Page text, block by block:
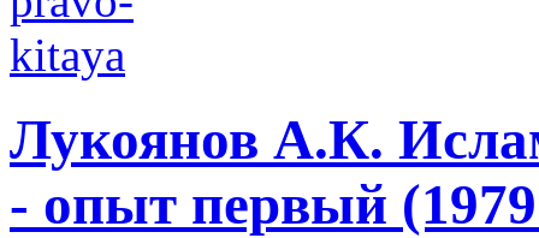
Лукоянов А.К.
- опыт первый